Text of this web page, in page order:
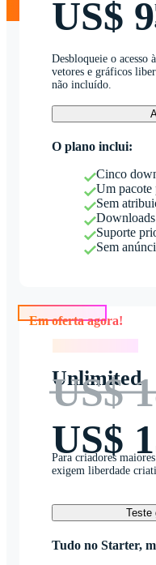
US$ 9
Desbloqueie o acesso
vetores e gráficos
não incluído.
O plano inclui:
Cinco
Um pacote
Sem
Suporte
Sem
Unlimited
US$
US$
Para criadores
exigem liberdade
Teste
Tudo no Starter,